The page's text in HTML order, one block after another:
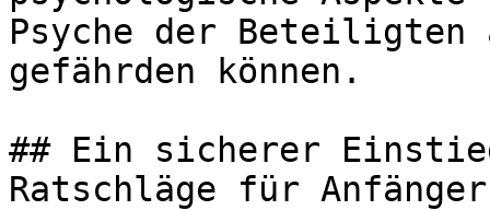
Psyche der Beteiligten
gefährden können.
## Ein sicherer
Ratschläge für Anfänger